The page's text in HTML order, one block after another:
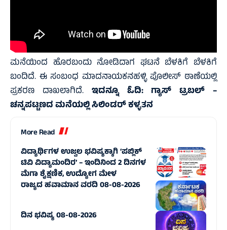
ಮನೆಯಿಂದ ಹೊರಬಂದು ನೋಡಿದಾಗ ಘಟನೆ ಬೆಳಕಿಗೆ ಬೆಳಕಿಗೆ
ಬಂದಿದೆ. ಈ ಸಂಬಂಧ ಮಾದನಾಯಕನಹಳ್ಳಿ ಪೊಲೀಸ್ ಠಾಣೆಯಲ್ಲಿ
ಪ್ರಕರಣ ದಾಖಲಾಗಿದೆ. ಇದನ್ನೂ ಓದಿ:ಗ್ಯಾಸ್ ಟ್ರಬಲ್ –
ಚನ್ನಪಟ್ಟಣದ ಮನೆಯಲ್ಲಿ ಸಿಲಿಂಡರ್ ಕಳ್ಳತನ
More Read
ವಿದ್ಯಾರ್ಥಿಗಳ ಉಜ್ವಲ ಭವಿಷ್ಯಕ್ಕಾಗಿ ‘ಪಬ್ಲಿಕ್
ಟಿವಿ ವಿದ್ಯಾಮಂದಿರ’ – ಇಂದಿನಿಂದ 2 ದಿನಗಳ
ಮೆಗಾ ಶೈಕ್ಷಣಿಕ, ಉದ್ಯೋಗ ಮೇಳ
ರಾಜ್ಯದ ಹವಾಮಾನ ವರದಿ 08-08-2026
ದಿನ ಭವಿಷ್ಯ 08-08-2026